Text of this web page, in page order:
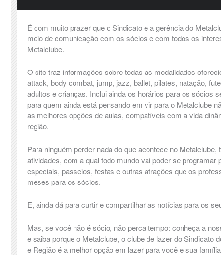
É com muito prazer que o Sindicato e a gerência do
meio de comunicação com os sócios e com todos os
Metalclube.
O site traz informações sobre todas as modalidades
attack, body combat, jump, jazz, ballet, pilates, natação,
adultos e crianças. Inclui ainda os horários para os sócios
para quem ainda está pensando em vir para o Metalclube
as melhores opções de aulas, compatíveis com a vida
região.
Para ninguém perder nada do que acontece no
atividades, com a qual todo mundo vai poder se programar
especiais, passeios, festas e outras atrações que os
meses para os sócios.
E, ainda dá para curtir e compartilhar as notícias para os
Mas, se você não é sócio, não perca tempo: conheça a
e saiba porque o Metalclube, o clube de lazer do Sindicato
e Região é a melhor opção em lazer para você e sua